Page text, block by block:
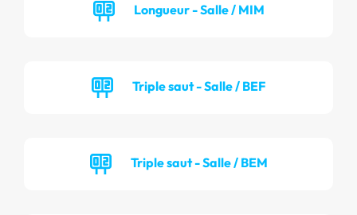
Longueur - Salle / MIM
Triple saut - Salle / BEF
Triple saut - Salle / BEM